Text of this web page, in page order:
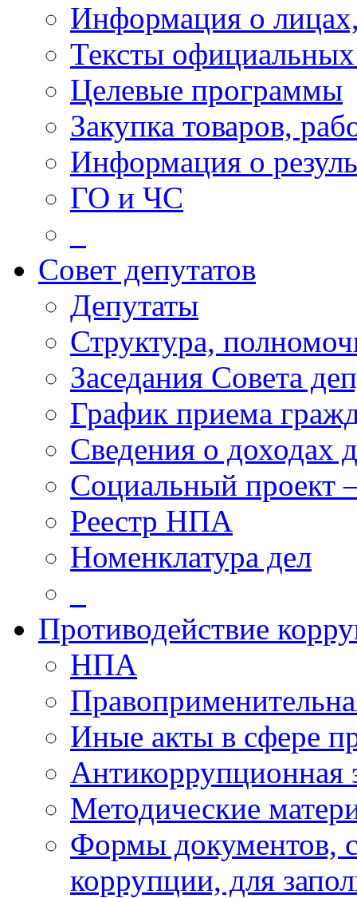
Информация о
Тексты
Целевые программы
Закупка товаров,
Информация о
ГО и ЧС
Совет депутатов
Депутаты
Структура,
Заседания Совета
График приема
Сведения о доходах
Социальный проект
Реестр НПА
Номенклатура дел
Противодействие
НПА
Иные акты в сфере
Антикоррупционная
Методические
Формы документов,
коррупции, для